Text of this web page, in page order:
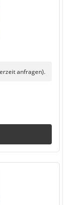
anfragen).